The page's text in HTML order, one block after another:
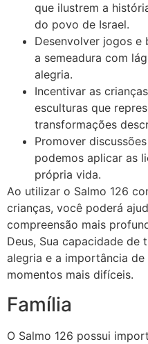
que ilustrem a
do povo de Israel.
Desenvolver jogos e
a semeadura com
alegria.
Incentivar as
esculturas que
transformações
Promover
podemos aplicar as
própria vida.
Ao utilizar o Salmo 126
crianças, você poderá
compreensão mais
Deus, Sua capacidade de
alegria e a importância
momentos mais difíceis.
Família
O Salmo 126 possui